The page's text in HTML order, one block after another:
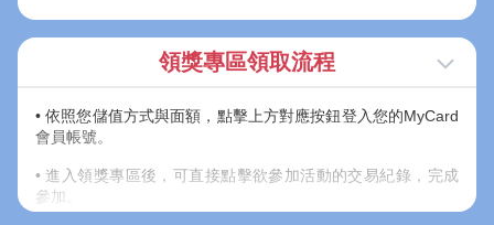
領獎專區領取流程
• 依照您儲值方式與面額，點擊上方對應按鈕登入您的MyCard
會員帳號。
• 進入領獎專區後，可直接點擊欲參加活動的交易紀錄，完成
參加。